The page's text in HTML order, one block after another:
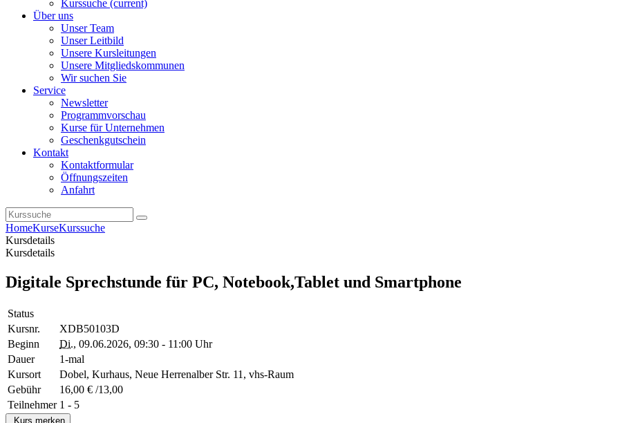
Kurssuche (current)
Über uns
Unser Team
Unser Leitbild
Unsere Kursleitungen
Unsere Mitgliedskommunen
Wir suchen Sie
Service
Newsletter
Programmvorschau
Kurse für Unternehmen
Geschenkgutschein
Kontakt
Kontaktformular
Öffnungszeiten
Anfahrt
HomeKurseKurssuche
Kursdetails
Kursdetails
Digitale Sprechstunde für PC, Notebook,Tablet und Smartphone
Status
Kursnr.
XDB50103D
Beginn
Di., 09.06.2026, 09:30 - 11:00 Uhr
Dauer
1-mal
Kursort
Dobel, Kurhaus, Neue Herrenalber Str. 11, vhs-Raum
Gebühr
16,00 € /13,00
Teilnehmer 1 - 5
Kurs merken